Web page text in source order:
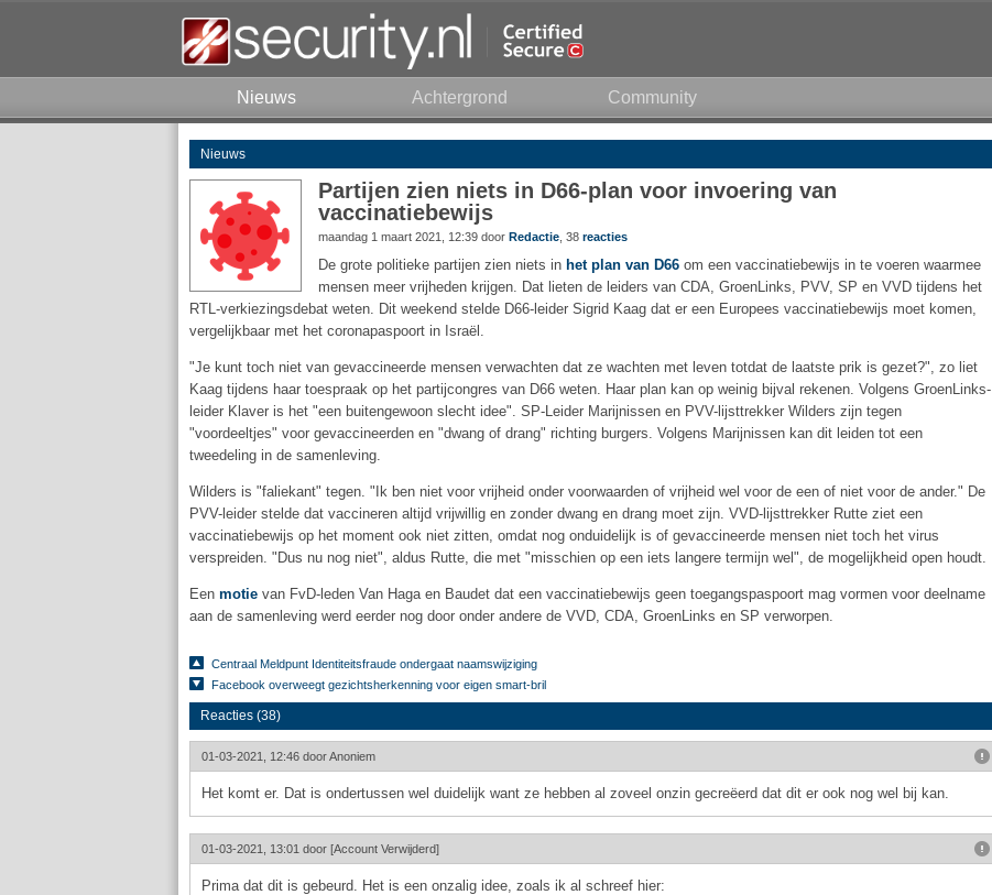
Nieuws Achtergrond Community
Nieuws
Partijen zien niets in D66-plan voor invoering van
vaccinatiebewijs
maandag 1 maart 2021, 12:39 door Redactie , 38 reacties
De grote politieke partijen zien niets in het plan van D66 om een vaccinatiebewijs in te voeren waarmee
mensen meer vrijheden krijgen. Dat lieten de leiders van CDA, GroenLinks, PVV, SP en VVD tijdens het
RTL-verkiezingsdebat weten. Dit weekend stelde D66-leider Sigrid Kaag dat er een Europees vaccinatiebewijs moet komen,
vergelijkbaar met het coronapaspoort in Israël.
"Je kunt toch niet van gevaccineerde mensen verwachten dat ze wachten met leven totdat de laatste prik is gezet?", zo liet
Kaag tijdens haar toespraak op het partijcongres van D66 weten. Haar plan kan op weinig bijval rekenen. Volgens GroenLinks-
leider Klaver is het "een buitengewoon slecht idee". SP-Leider Marijnissen en PVV-lijsttrekker Wilders zijn tegen
"voordeeltjes" voor gevaccineerden en "dwang of drang" richting burgers. Volgens Marijnissen kan dit leiden tot een
tweedeling in de samenleving.
Wilders is "faliekant" tegen. "Ik ben niet voor vrijheid onder voorwaarden of vrijheid wel voor de een of niet voor de ander." De
PVV-leider stelde dat vaccineren altijd vrijwillig en zonder dwang en drang moet zijn. VVD-lijsttrekker Rutte ziet een
vaccinatiebewijs op het moment ook niet zitten, omdat nog onduidelijk is of gevaccineerde mensen niet toch het virus
verspreiden. "Dus nu nog niet", aldus Rutte, die met "misschien op een iets langere termijn wel", de mogelijkheid open houdt.
Een motie van FvD-leden Van Haga en Baudet dat een vaccinatiebewijs geen toegangspaspoort mag vormen voor deelname
aan de samenleving werd eerder nog door onder andere de VVD, CDA, GroenLinks en SP verworpen.
Centraal Meldpunt Identiteitsfraude ondergaat naamswijziging
Facebook overweegt gezichtsherkenning voor eigen smart-bril
Reacties (38)
01-03-2021, 12:46 doorAnoniem
Het komt er. Dat is ondertussen wel duidelijk want ze hebben al zoveel onzin gecreëerd dat dit er ook nog wel bij kan.
01-03-2021, 13:01 door [Account Verwijderd]
Prima dat dit is gebeurd. Het is een onzalig idee, zoals ik al schreef hier: